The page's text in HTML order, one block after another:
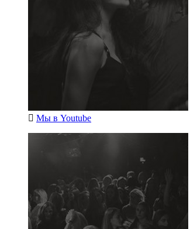
Мы в Youtube